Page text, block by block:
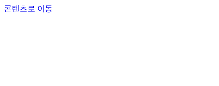
콘텐츠로 이동